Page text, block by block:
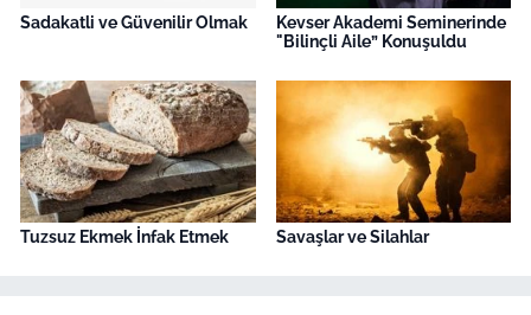
Sadakatli ve Güvenilir Olmak
Kevser Akademi Seminerinde
"Bilinçli Aile” Konuşuldu
Tuzsuz Ekmek İnfak Etmek Savaşlar ve Silahlar